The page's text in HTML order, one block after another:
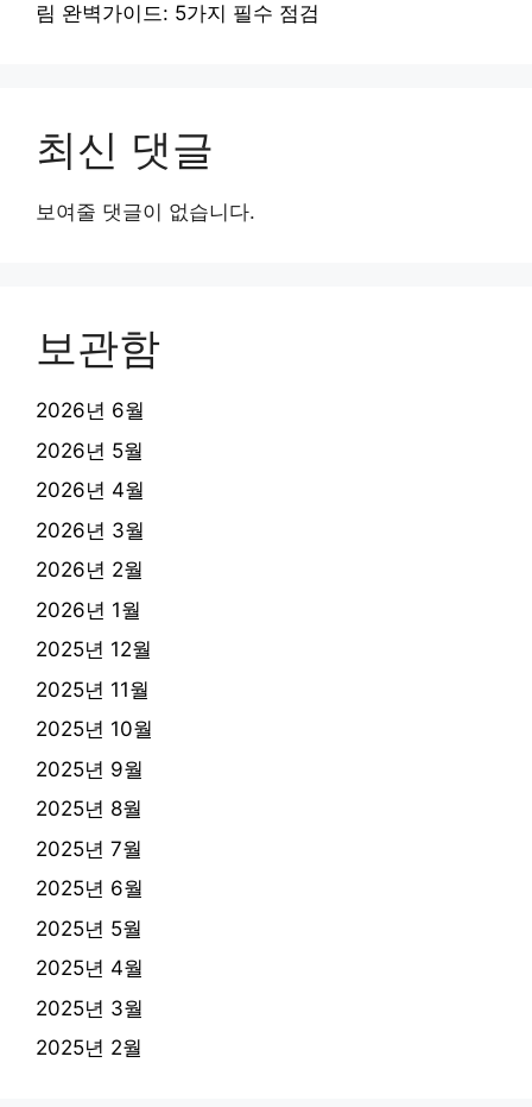
림 완벽가이드: 5가지 필수 점검
최신 댓글
보여줄 댓글이 없습니다.
보관함
2026년 6월
2026년 5월
2026년 4월
2026년 3월
2026년 2월
2026년 1월
2025년 12월
2025년 11월
2025년 10월
2025년 9월
2025년 8월
2025년 7월
2025년 6월
2025년 5월
2025년 4월
2025년 3월
2025년 2월